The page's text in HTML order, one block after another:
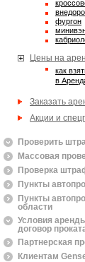
фургон
Цены на
Как взять автомобиль напрокат
в
Заказать
Акции и
Проверить
Массовая
Проверка
Пункты
Пункты автопроката в Московской
области
Условия аренды автомобилей и
договор
Партнерская
Клиентам